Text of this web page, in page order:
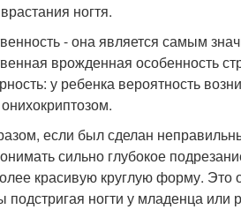
ногтя.
- она является самым
врожденная особенность
у ребенка вероятность
если был сделан
сильно глубокое
красивую круглую форму. Это
подстригая ногти у младенца или